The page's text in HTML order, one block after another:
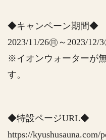
◆キャンペーン期間◆
2023/11/26㊐～2023/12/3
※イオンウォーターが
す。
◆特設ページURL◆
https://kyushusauna.com/